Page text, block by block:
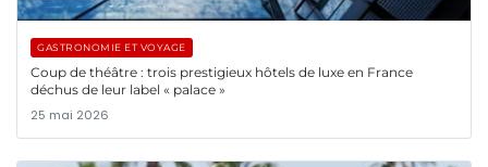
GASTRONOMIE ET VOYAGE
Coup de théâtre : trois prestigieux hôtels de luxe en France
déchus de leur label « palace »
25 mai 2026